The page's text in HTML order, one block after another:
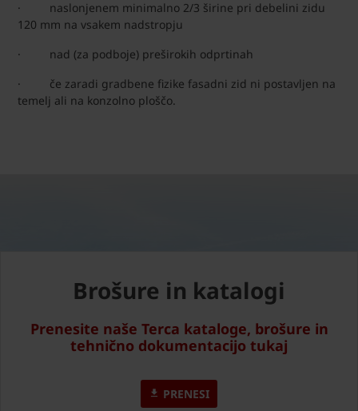
· naslonjenem minimalno 2/3 širine pri debelini zidu
120 mm na vsakem nadstropju
· nad (za podboje) preširokih odprtinah
· če zaradi gradbene fizike fasadni zid ni postavljen na
temelj ali na konzolno ploščo.
Brošure in katalogi
Prenesite naše Terca kataloge, brošure in
tehnično dokumentacijo tukaj
PRENESI